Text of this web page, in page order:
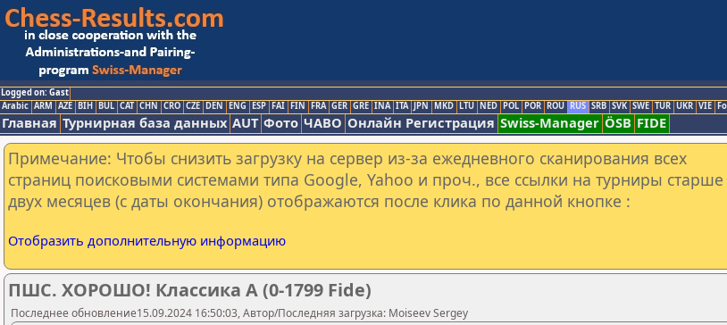
Logged on: Gast
Arabic ARM AZE BIH BUL CAT CHN CRO CZE DEN ENG ESP FAI FIN FRA GER GRE INA ITA JPN MKD LTU NED POL POR ROU RUS SRB SVK SWE TUR UKR VIE
Главная Турнирная база данных AUT Фото ЧАВО Онлайн Регистрация Swiss-Manager ÖSB FIDE
Примечание: Чтобы снизить загрузку на сервер из-за ежедневного сканирования всех
страниц поисковыми системами типа Google, Yahoo и проч., все ссылки на турниры старше
двух месяцев (с даты окончания) отображаются после клика по данной кнопке :
Отобразить дополнительную информацию
ПШС. ХОРОШО! Классика А (0-1799 Fide)
Последнее обновление15.09.2024 16:50:03, Автор/Последняя загрузка: Moiseev Sergey